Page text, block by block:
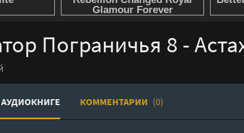
Пограничья 8 -
КОММЕНТАРИИ (0)